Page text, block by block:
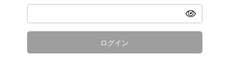
ログイン